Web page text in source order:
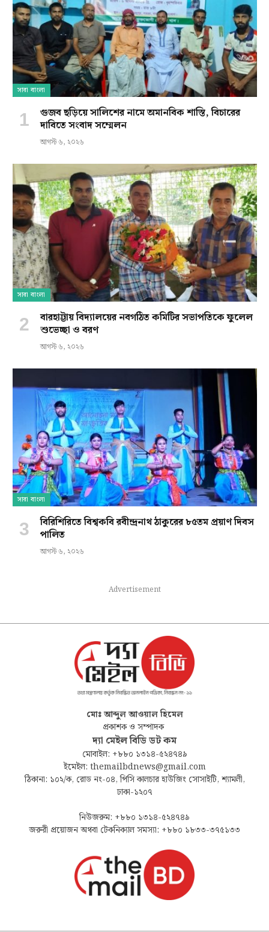
সারা বাংলা
গুজব ছড়িয়ে সালিশের নামে অমানবিক শাস্তি, বিচারের
দাবিতে সংবাদ সম্মেলন
আগস্ট ৬, ২০২৬
সারা বাংলা
বারহাট্টায় বিদ্যালয়ের নবগঠিত কমিটির সভাপতিকে ফুলেল
শুভেচ্ছা ও বরণ
আগস্ট ৬, ২০২৬
সারা বাংলা
বিরিশিরিতে বিশ্বকবি রবীন্দ্রনাথ ঠাকুরের ৮৫তম প্রয়াণ দিবস
পালিত
আগস্ট ৬, ২০২৬
Advertisement
মোঃ আব্দুল আওয়াল হিমেল
প্রকাশক ও সম্পাদক
দ্যা মেইল বিডি ডট কম
মোবাইল: +৮৮০ ১৩১৪-৫২৪৭৪৯
ইমেইল: themailbdnews@gmail.com
ঠিকানা: ১০২/ক, রোড নং-০৪, পিসি কালচার হাউজিং সোসাইটি, শ্যামলী,
ঢাকা-১২০৭
নিউজরুম: +৮৮০ ১৩১৪-৫২৪৭৪৯
জরুরী প্রয়োজন অথবা টেকনিক্যাল সমস্যা: +৮৮০ ১৮৩৩-৩৭৫১৩৩